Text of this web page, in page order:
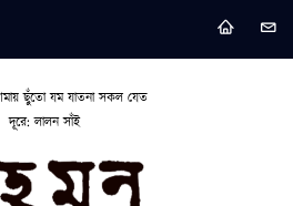
ছুঁতো যম যাতনা সকল যেত
দূরে: লালন সাঁই